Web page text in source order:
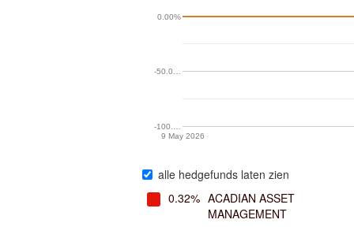
9 May 2026
-100.…
-50.0…
0.00%
alle hedgefunds laten zien
0.32% ACADIAN ASSET
MANAGEMENT